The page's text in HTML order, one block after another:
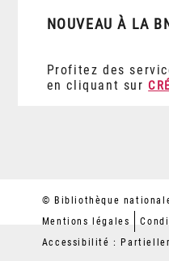
NOUVEAU À LA
Profitez des
en cliquant sur
© Bibliothèque
Mentions légales
Accessibilité :